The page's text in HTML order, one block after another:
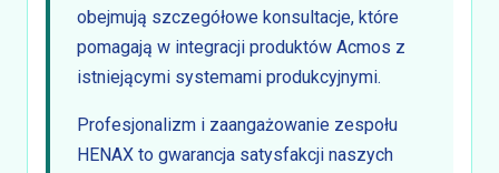
obejmują szczegółowe konsultacje, które
pomagają w integracji produktów Acmos z
istniejącymi systemami produkcyjnymi.
Profesjonalizm i zaangażowanie zespołu
HENAX to gwarancja satysfakcji naszych